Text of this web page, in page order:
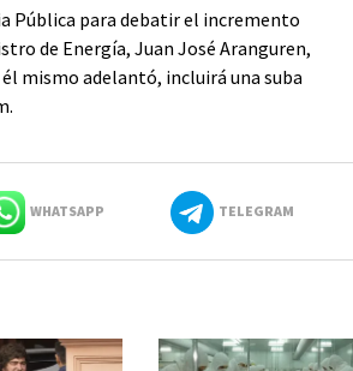
Pública para debatir el incremento
de Energía, Juan José Aranguren,
mismo adelantó, incluirá una suba
WHATSAPP TELEGRAM